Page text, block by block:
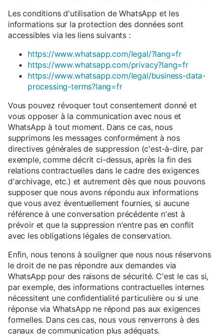
Les conditions d'utilisation de WhatsApp et les
informations sur la protection des données sont
accessibles via les liens suivants :
https://www.whatsapp.com/legal/?lang=fr
https://www.whatsapp.com/privacy?lang=fr
https://www.whatsapp.com/legal/business-data-
processing-terms?lang=fr
Vous pouvez révoquer tout consentement donné et
vous opposer à la communication avec nous et
WhatsApp à tout moment. Dans ce cas, nous
supprimons les messages conformément à nos
directives générales de suppression (c'est-à-dire, par
exemple, comme décrit ci-dessus, après la fin des
relations contractuelles dans le cadre des exigences
d'archivage, etc.) et autrement dès que nous pouvons
supposer que nous avons répondu aux informations
que vous avez éventuellement fournies, si aucune
référence à une conversation précédente n'est à
prévoir et que la suppression n'entre pas en conflit
avec les obligations légales de conservation.
Enfin, nous tenons à souligner que nous nous réservons
le droit de ne pas répondre aux demandes via
WhatsApp pour des raisons de sécurité. C'est le cas si,
par exemple, des informations contractuelles internes
nécessitent une confidentialité particulière ou si une
réponse via WhatsApp ne répond pas aux exigences
formelles. Dans ces cas, nous vous renverrons à des
canaux de communication plus adéquats.